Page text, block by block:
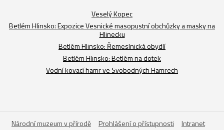
Veselý Kopec
Betlém Hlinsko: Expozice Vesnické masopustní obchůzky a masky na
Hlinecku
Betlém Hlinsko: Řemeslnická obydlí
Betlém Hlinsko: Betlém na dotek
Vodní kovací hamr ve Svobodných Hamrech
Národní muzeum v přírodě Prohlášení o přístupnosti Intranet